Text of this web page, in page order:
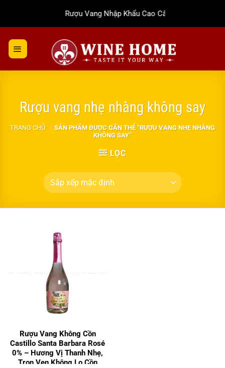
dung
Rượu Vang Nhập Khẩu Cao Cấp
Rượu vang nhẹ nhàng không say
TRANG CHỦ / SẢN PHẨM ĐƯỢC GẮN THẺ “RƯỢU VANG NHẸ NHÀNG
KHÔNG SAY”
LỌC
Rượu Vang Không Cồn
Castillo Santa Barbara Rosé
0% – Hương Vị Thanh Nhẹ,
Trọn Vẹn Không Lo Cồn